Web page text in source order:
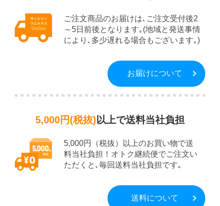
ご注文商品のお届けは､ご注文受付後2
～5日前後となります｡(地域と発送事情
により､多少遅れる場合もございます｡)
お届けについて
5,000円(税抜) 以上で送料当社負担
5,000円（税抜）以上のお買い物で送
料当社負担！オトク継続便でご注文い
ただくと､毎回送料当社負担です｡
送料について